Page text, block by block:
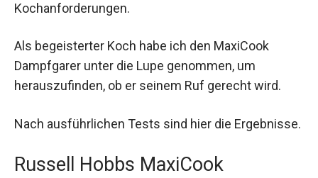
Kochanforderungen.
Als begeisterter Koch habe ich den MaxiCook
Dampfgarer unter die Lupe genommen, um
herauszufinden, ob er seinem Ruf gerecht wird.
Nach ausführlichen Tests sind hier die Ergebnisse.
Russell Hobbs MaxiCook